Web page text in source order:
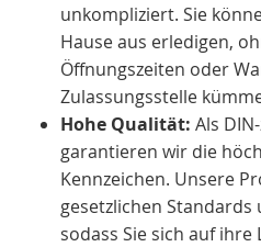
unkompliziert. Sie
Hause aus erledigen,
Öffnungszeiten oder
Zulassungsstelle
Hohe Qualität: Als
garantieren wir die
Kennzeichen. Unsere
gesetzlichen
sodass Sie sich auf